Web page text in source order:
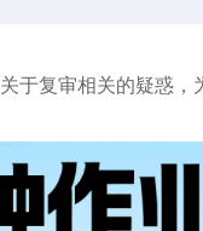
关于复审相关的疑惑，